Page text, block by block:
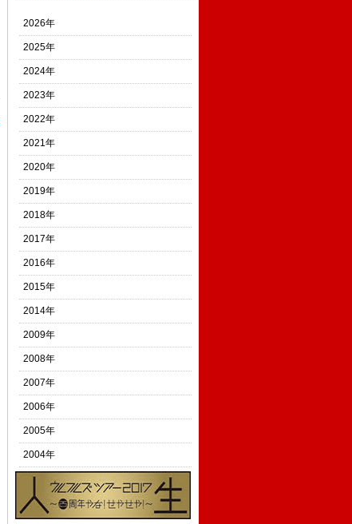
2026年
2025年
2024年
2023年
2022年
2021年
2020年
2019年
2018年
2017年
2016年
2015年
2014年
2009年
2008年
2007年
2006年
2005年
2004年